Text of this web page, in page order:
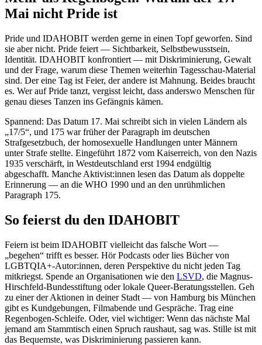
Mai nicht Pride ist
Pride und IDAHOBIT werden gerne in einen Topf geworfen. Sind
sie aber nicht. Pride feiert — Sichtbarkeit, Selbstbewusstsein,
Identität. IDAHOBIT konfrontiert — mit Diskriminierung, Gewalt
und der Frage, warum diese Themen weiterhin Tagesschau-Material
sind. Der eine Tag ist Feier, der andere ist Mahnung. Beides braucht
es. Wer auf Pride tanzt, vergisst leicht, dass anderswo Menschen für
genau dieses Tanzen ins Gefängnis kämen.
Spannend: Das Datum 17. Mai schreibt sich in vielen Ländern als
„17/5“, und 175 war früher der Paragraph im deutschen
Strafgesetzbuch, der homosexuelle Handlungen unter Männern
unter Strafe stellte. Eingeführt 1872 vom Kaiserreich, von den Nazis
1935 verschärft, in Westdeutschland erst 1994 endgültig
abgeschafft. Manche Aktivist:innen lesen das Datum als doppelte
Erinnerung — an die WHO 1990 und an den unrühmlichen
Paragraph 175.
So feierst du den IDAHOBIT
Feiern ist beim IDAHOBIT vielleicht das falsche Wort —
„begehen“ trifft es besser. Hör Podcasts oder lies Bücher von
LGBTQIA+-Autor:innen, deren Perspektive du nicht jeden Tag
mitkriegst. Spende an Organisationen wie den LSVD, die Magnus-
Hirschfeld-Bundesstiftung oder lokale Queer-Beratungsstellen. Geh
zu einer der Aktionen in deiner Stadt — von Hamburg bis München
gibt es Kundgebungen, Filmabende und Gespräche. Trag eine
Regenbogen-Schleife. Oder, viel wichtiger: Wenn das nächste Mal
jemand am Stammtisch einen Spruch raushaut, sag was. Stille ist mit
das Bequemste, was Diskriminierung passieren kann.